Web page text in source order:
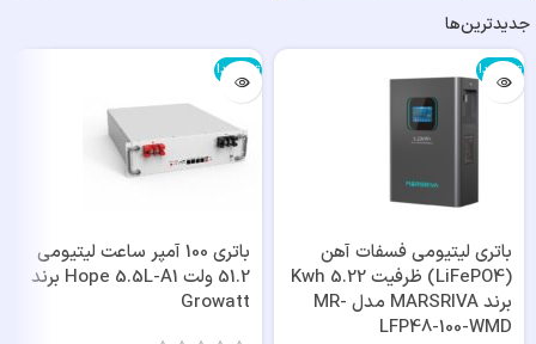
جدیدترین‌ها
تمام شد!
باتری لیتیومی فسفات آهن
(LiFePO4) ظرفیت Kwh 5.22
برند MARSRIVA مدل MR-
LFP48-100-WMD
تمام شد!
باتری 100 آمپر ساعت لیتیومی
51.2 ولت Hope 5.5L-A1 برند
Growatt